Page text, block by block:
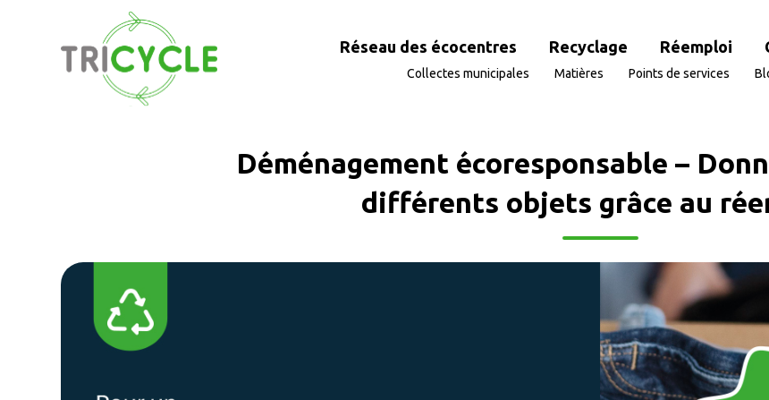
Réseau des écocentres Recyclage Réemploi
Collectes municipales Matières Points de services
Déménagement écoresponsable –
différents objets grâce au